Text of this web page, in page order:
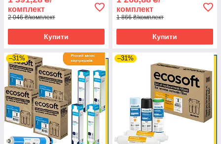
комплект
2 046 ₴/комплект
Купити
комплект
1 866 ₴/комплект
Купити
–31% –31%